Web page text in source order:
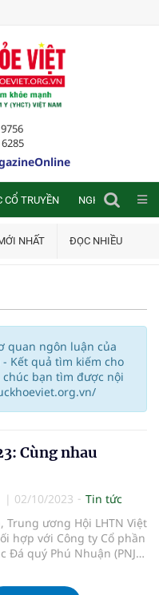
CỔ TRUYỀN NGHIÊN CỨU
NHẤT ĐỌC NHIỀU
quan ngôn luận của
- Kết quả tìm kiếm cho
chúc bạn tìm được nội
Cùng nhau
| 02/10/2023
Tin tức
Trung ương Hội LHTN Việt
hợp với Công ty Cổ phần
Đá quý Phú Nhuận (PNJ)
phúc chủ đề “Chạm